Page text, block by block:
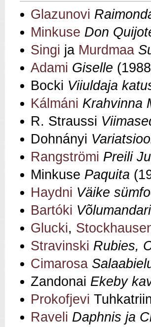
Glazunovi
Minkuse Don
Singi ja Murdmaa
Adami Giselle
Bocki Viiuldaja
Kálmáni Krahvinna
R. Straussi
Dohnányi
Rangströmi Preili
Minkuse Paquita
Haydni Väike
Bartóki
Glucki,
Stravinski Rubies,
Cimarosa
Zandonai Ekeby
Prokofjevi
Raveli Daphnis ja